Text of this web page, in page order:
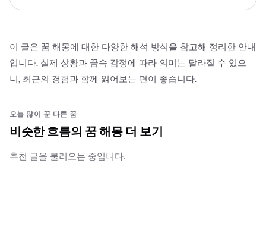
이 글은 꿈 해몽에 대한 다양한 해석 방식을 참고해 정리한 안내
입니다. 실제 상황과 꿈속 감정에 따라 의미는 달라질 수 있으
니, 최근의 경험과 함께 읽어보는 편이 좋습니다.
오늘 많이 꾼 다른 꿈
비슷한 흐름의 꿈 해몽 더 보기
추천 글을 불러오는 중입니다.